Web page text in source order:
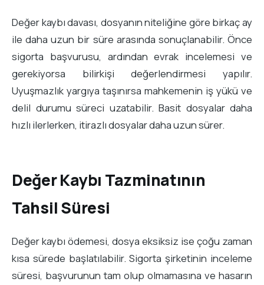
Değer kaybı davası, dosyanın niteliğine göre birkaç ay
ile daha uzun bir süre arasında sonuçlanabilir. Önce
sigorta başvurusu, ardından evrak incelemesi ve
gerekiyorsa bilirkişi değerlendirmesi yapılır.
Uyuşmazlık yargıya taşınırsa mahkemenin iş yükü ve
delil durumu süreci uzatabilir. Basit dosyalar daha
hızlı ilerlerken, itirazlı dosyalar daha uzun sürer.
Değer Kaybı Tazminatının
Tahsil Süresi
Değer kaybı ödemesi, dosya eksiksiz ise çoğu zaman
kısa sürede başlatılabilir. Sigorta şirketinin inceleme
süresi, başvurunun tam olup olmamasına ve hasarın